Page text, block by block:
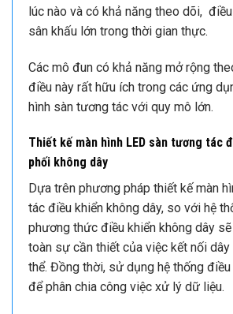
lúc nào và có khả năng theo dõi,
sân khấu lớn trong thời gian thực.
Các mô đun có khả năng mở rộng
điều này rất hữu ích trong các ứng
hình sàn tương tác với quy mô lớn.
Thiết kế màn hình LED sàn tương tác
phối không dây
Dựa trên phương pháp thiết kế màn
tác điều khiển không dây, so với hệ
phương thức điều khiển không dây
toàn sự cần thiết của việc kết nối
thể. Đồng thời, sử dụng hệ thống điều
để phân chia công việc xử lý dữ liệu.